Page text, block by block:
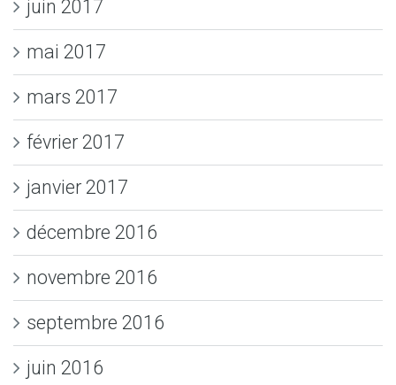
juin 2017
mai 2017
mars 2017
février 2017
janvier 2017
décembre 2016
novembre 2016
septembre 2016
juin 2016